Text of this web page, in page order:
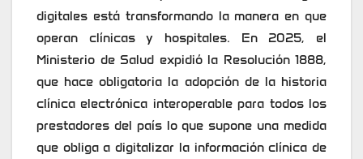
digitales está transformando la manera en que
operan clínicas y hospitales. En 2025, el
Ministerio de Salud expidió la Resolución 1888,
que hace obligatoria la adopción de la historia
clínica electrónica interoperable para todos los
prestadores del país lo que supone una medida
que obliga a digitalizar la información clínica de